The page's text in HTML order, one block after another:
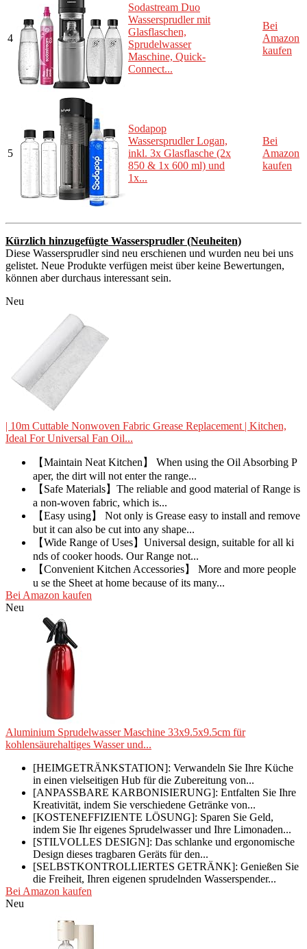
4
Sodastream Duo
Wassersprudler mit
Glasflaschen,
Sprudelwasser
Maschine, Quick-
Connect...
Bei
Amazon
kaufen
5
Sodapop
Wassersprudler Logan,
inkl. 3x Glasflasche (2x
850 & 1x 600 ml) und
1x...
Bei
Amazon
kaufen
Kürzlich hinzugefügte Wassersprudler (Neuheiten)
Diese Wassersprudler sind neu erschienen und wurden neu bei uns
gelistet. Neue Produkte verfügen meist über keine Bewertungen,
können aber durchaus interessant sein.
Neu
| 10m Cuttable Nonwoven Fabric Grease Replacement | Kitchen,
Ideal For Universal Fan Oil...
【Maintain Neat Kitchen】 When using the Oil Absorbing P
aper, the dirt will not enter the range...
【Safe Materials】The reliable and good material of Range is
a non-woven fabric, which is...
【Easy using】 Not only is Grease easy to install and remove
but it can also be cut into any shape...
【Wide Range of Uses】Universal design, suitable for all ki
nds of cooker hoods. Our Range not...
【Convenient Kitchen Accessories】 More and more people
u se the Sheet at home because of its many...
Bei Amazon kaufen
Neu
Aluminium Sprudelwasser Maschine 33x9.5x9.5cm für
kohlensäurehaltiges Wasser und...
[HEIMGETRÄNKSTATION]: Verwandeln Sie Ihre Küche
in einen vielseitigen Hub für die Zubereitung von...
[ANPASSBARE KARBONISIERUNG]: Entfalten Sie Ihre
Kreativität, indem Sie verschiedene Getränke von...
[KOSTENEFFIZIENTE LÖSUNG]: Sparen Sie Geld,
indem Sie Ihr eigenes Sprudelwasser und Ihre Limonaden...
[STILVOLLES DESIGN]: Das schlanke und ergonomische
Design dieses tragbaren Geräts für den...
[SELBSTKONTROLLIERTES GETRÄNK]: Genießen Sie
die Freiheit, Ihren eigenen sprudelnden Wasserspender...
Bei Amazon kaufen
Neu